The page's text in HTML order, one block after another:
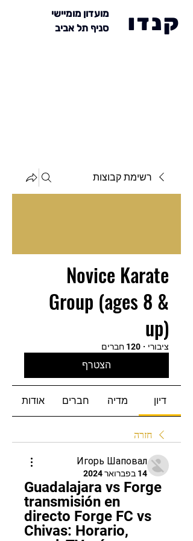
מועדון מומיישי
סניף תל אביב
קנדו
רשימת קבוצות
Novice Karate
Group (ages 8 &
up)
ציבורי · 120 חברים
הצטרף
דיון מדיה חברים אודות
חזרה
Игорь Шаповал
14 בפברואר 2024
Guadalajara vs Forge
transmisión en
directo Forge FC vs
Chivas: Horario,